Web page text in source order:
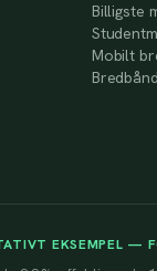
Billigste
Mobilt
EKSEMPEL —